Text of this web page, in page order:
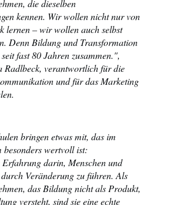
die dieselben
kennen. Wir wollen nicht nur von
lernen – wir wollen auch selbst
Denn Bildung und Transformation
fast 80 Jahren zusammen.",
Radlbeck, verantwortlich für die
und für das Marketing
bringen etwas mit, das im
besonders wertvoll ist:
Erfahrung darin, Menschen und
Veränderung zu führen. Als
das Bildung nicht als Produkt,
versteht, sind sie eine echte